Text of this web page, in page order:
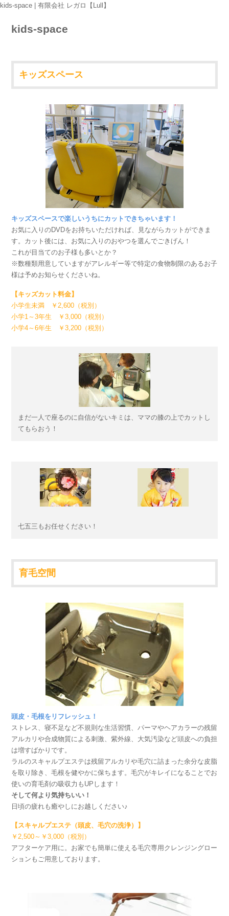
kids-space | 有限会社 レガロ【Lull】
kids-space
キッズスペース
キッズスペースで楽しいうちにカットできちゃいます！
お気に入りのDVDをお持ちいただければ、見ながらカットができま
す。カット後には、お気に入りのおやつを選んでごきげん！
これが目当てのお子様も多いとか？
※数種類用意していますがアレルギー等で特定の食物制限のあるお子
様は予めお知らせくださいね。
【キッズカット料金】
小学生未満 ￥2,600（税別）
小学1～3年生 ￥3,000（税別）
小学4～6年生 ￥3,200（税別）
まだ一人で座るのに自信がないキミは、ママの膝の上でカットし
てもらおう！
七五三もお任せください！
育毛空間
頭皮・毛根をリフレッシュ！
ストレス、寝不足など不規則な生活習慣、パーマやヘアカラーの残留
アルカリや合成物質による刺激、紫外線、大気汚染など頭皮への負担
は増すばかりです。
ラルのスキャルプエステは残留アルカリや毛穴に詰まった余分な皮脂
を取り除き、毛根を健やかに保ちます。毛穴がキレイになることでお
使いの育毛剤の吸収力もUPします！
そして何より気持ちいい！
日頃の疲れも癒やしにお越しください♪
【スキャルプエステ（頭皮、毛穴の洗浄）】
￥2,500～￥3,000（税別）
アフターケア用に。お家でも簡単に使える毛穴専用クレンジングロー
ションもご用意しております。